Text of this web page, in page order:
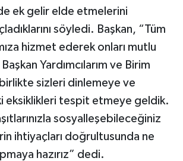
ek gelir elde etmelerini
söyledi. Başkan, “Tüm
hizmet ederek onları mutlu
Yardımcılarım ve Birim
sizleri dinlemeye ve
eksiklikleri tespit etmeye geldik.
sosyalleşebileceğiniz
ihtiyaçları doğrultusunda ne
hazırız” dedi.